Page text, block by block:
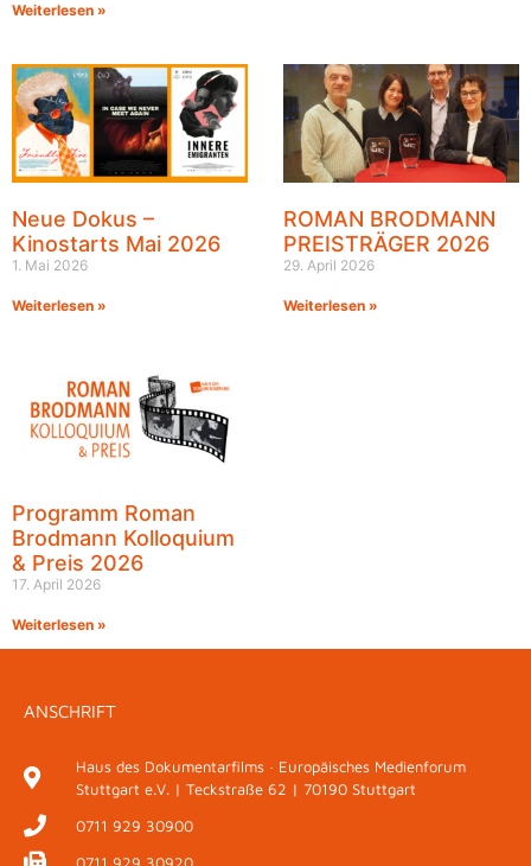
Weiterlesen »
Neue Dokus –
Kinostarts Mai 2026
1. Mai 2026
Weiterlesen »
ROMAN BRODMANN
PREISTRÄGER 2026
29. April 2026
Weiterlesen »
Programm Roman
Brodmann Kolloquium
& Preis 2026
17. April 2026
Weiterlesen »
ANSCHRIFT
Haus des Dokumentarfilms · Europäisches Medienforum
Stuttgart e.V. | Teckstraße 62 | 70190 Stuttgart
0711 929 30900